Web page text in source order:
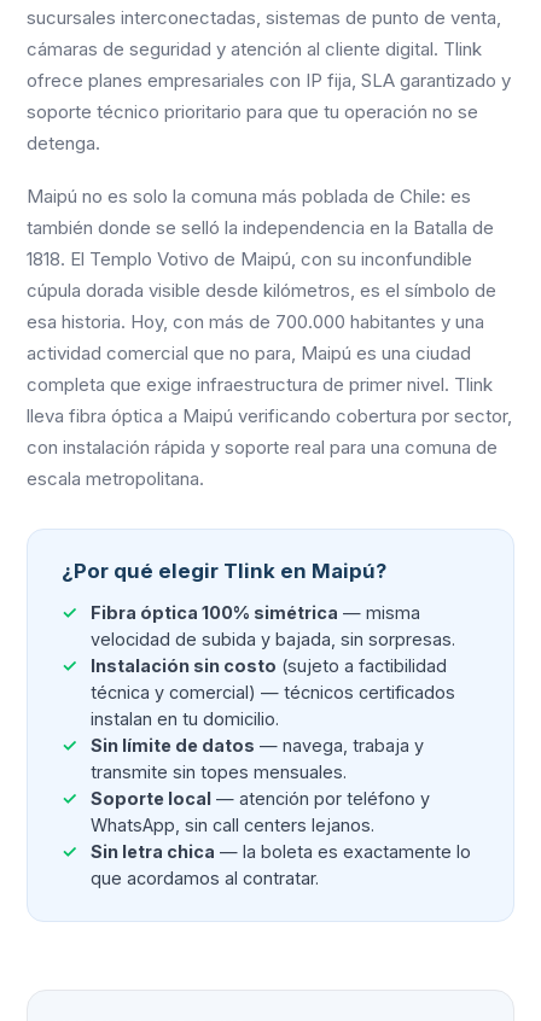
sucursales interconectadas, sistemas de punto de venta,
cámaras de seguridad y atención al cliente digital. Tlink
ofrece planes empresariales con IP fija, SLA garantizado y
soporte técnico prioritario para que tu operación no se
detenga.
Maipú no es solo la comuna más poblada de Chile: es
también donde se selló la independencia en la Batalla de
1818. El Templo Votivo de Maipú, con su inconfundible
cúpula dorada visible desde kilómetros, es el símbolo de
esa historia. Hoy, con más de 700.000 habitantes y una
actividad comercial que no para, Maipú es una ciudad
completa que exige infraestructura de primer nivel. Tlink
lleva fibra óptica a Maipú verificando cobertura por sector,
con instalación rápida y soporte real para una comuna de
escala metropolitana.
¿Por qué elegir Tlink en Maipú?
Fibra óptica 100% simétrica — misma
velocidad de subida y bajada, sin sorpresas.
Instalación sin costo (sujeto a factibilidad
técnica y comercial) — técnicos certificados
instalan en tu domicilio.
Sin límite de datos — navega, trabaja y
transmite sin topes mensuales.
Soporte local — atención por teléfono y
WhatsApp, sin call centers lejanos.
Sin letra chica — la boleta es exactamente lo
que acordamos al contratar.